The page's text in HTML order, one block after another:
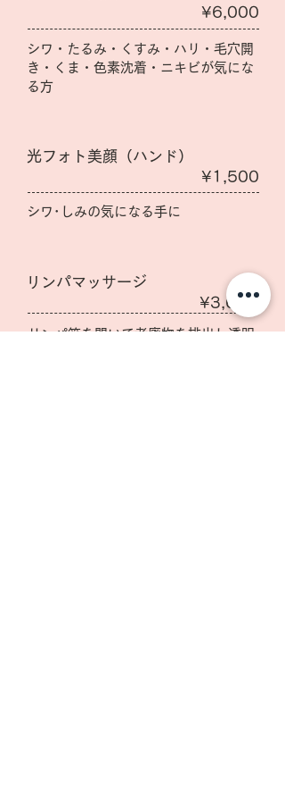
¥6,000
シワ・たるみ・くすみ・ハリ・毛穴開
き・くま・色素沈着・ニキビが気にな
る方
光フォト美顔（ハンド）
¥1,500
シワ･しみの気になる手に
リンパマッサージ
¥3,600
リンパ節を開いて老廃物を排出し透明